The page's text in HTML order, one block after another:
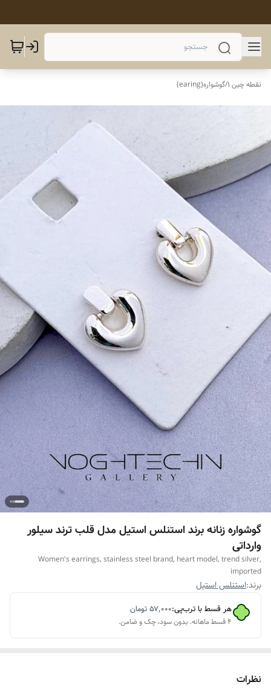
نقطه چین 1 /گوشواره(earing)
گوشواره زنانه برند استنلس استیل مدل قلب ترند سیلور
وارداتی
Women's earrings, stainless steel brand, heart model, trend silver,
imported
برند:استنلس استیل
هر قسط با ترب‌پی:۵۷٬۰۰۰تومان
۴ قسط ماهانه. بدون سود، چک و ضامن.
نظرات